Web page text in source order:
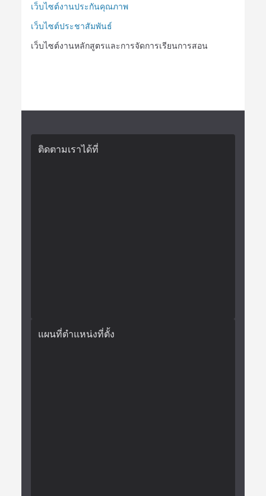
เว็บไซต์งานประกันคุณภาพ
เว็บไซต์ประชาสัมพันธ์
เว็บไซต์งานหลักสูตรและการจัดการเรียนการสอน
ติดตามเราได้ที่
แผนที่ตำแหน่งที่ตั้ง